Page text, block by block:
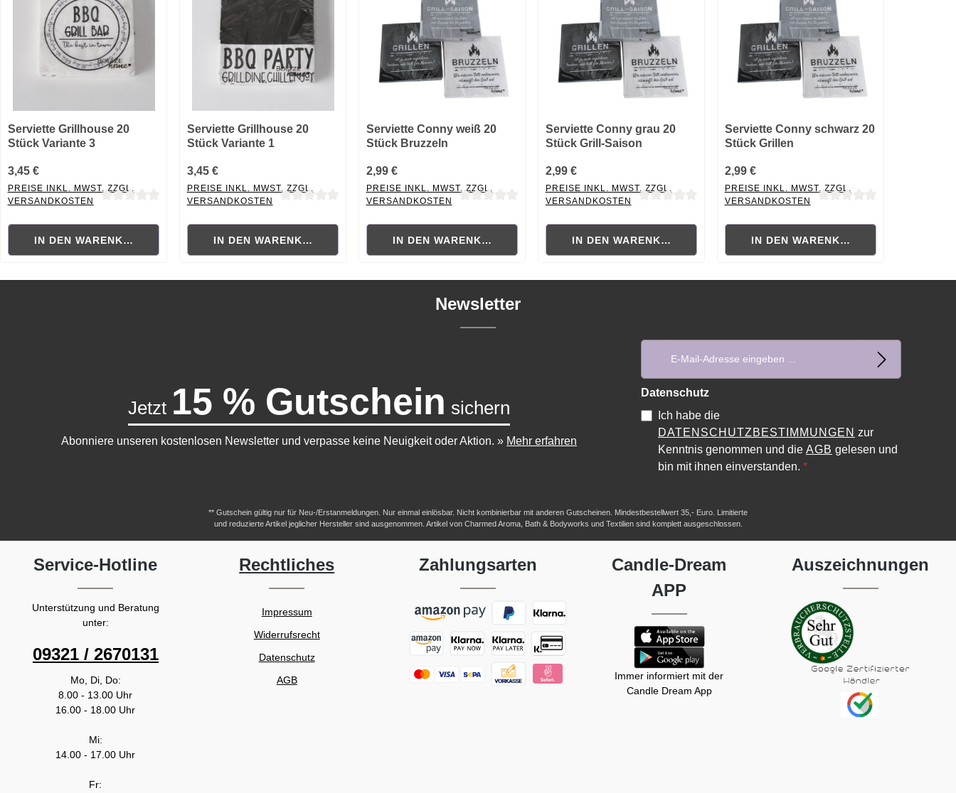
Serviette Grillhouse 20
Stück Variante 3
3,45 €
PREISE INKL. MWST. ZZGL.
VERSANDKOSTEN
IN DEN WARENKORB
Serviette Grillhouse 20
Stück Variante 1
3,45 €
PREISE INKL. MWST. ZZGL.
VERSANDKOSTEN
IN DEN WARENKORB
Serviette Conny weiß 20
Stück Bruzzeln
2,99 €
PREISE INKL. MWST. ZZGL.
VERSANDKOSTEN
IN DEN WARENKORB
Serviette Conny grau 20
Stück Grill-Saison
2,99 €
PREISE INKL. MWST. ZZGL.
VERSANDKOSTEN
IN DEN WARENKORB
Serviette Conny schwarz 20
Stück Grillen
2,99 €
PREISE INKL. MWST. ZZGL.
VERSANDKOSTEN
IN DEN WARENKORB
Newsletter
Jetzt 15 % Gutschein sichern
Abonniere unseren kostenlosen Newsletter und verpasse keine Neuigkeit oder Aktion. » Mehr erfahren
Datenschutz
Ich habe die
DATENSCHUTZBESTIMMUNGEN zur
Kenntnis genommen und die AGB gelesen und
bin mit ihnen einverstanden. *
** Gutschein gültig nur für Neu-/Erstanmeldungen. Nur einmal einlösbar. Nicht kombinierbar mit anderen Gutscheinen. Mindestbestellwert 35,- Euro. Limitierte
und reduzierte Artikel jeglicher Hersteller sind ausgenommen. Artikel von Charmed Aroma, Bath & Bodyworks und Textilien sind komplett ausgeschlossen.
Service-Hotline
Unterstützung und Beratung
unter:
09321 / 2670131
Mo, Di, Do:
8.00 - 13.00 Uhr
16.00 - 18.00 Uhr
Mi:
14.00 - 17.00 Uhr
Fr:
Rechtliches
Impressum
Widerrufsrecht
Datenschutz
AGB
Zahlungsarten
Candle-Dream
APP
Immer informiert mit der
Candle Dream App
Auszeichnungen